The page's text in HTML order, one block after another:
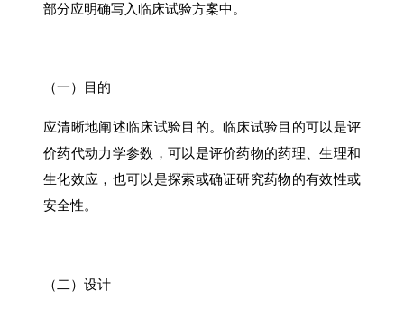
部分应明确写入临床试验方案中。
（一）目的
应清晰地阐述临床试验目的。临床试验目的可以是评
价药代动力学参数，可以是评价药物的药理、生理和
生化效应，也可以是探索或确证研究药物的有效性或
安全性。
（二）设计